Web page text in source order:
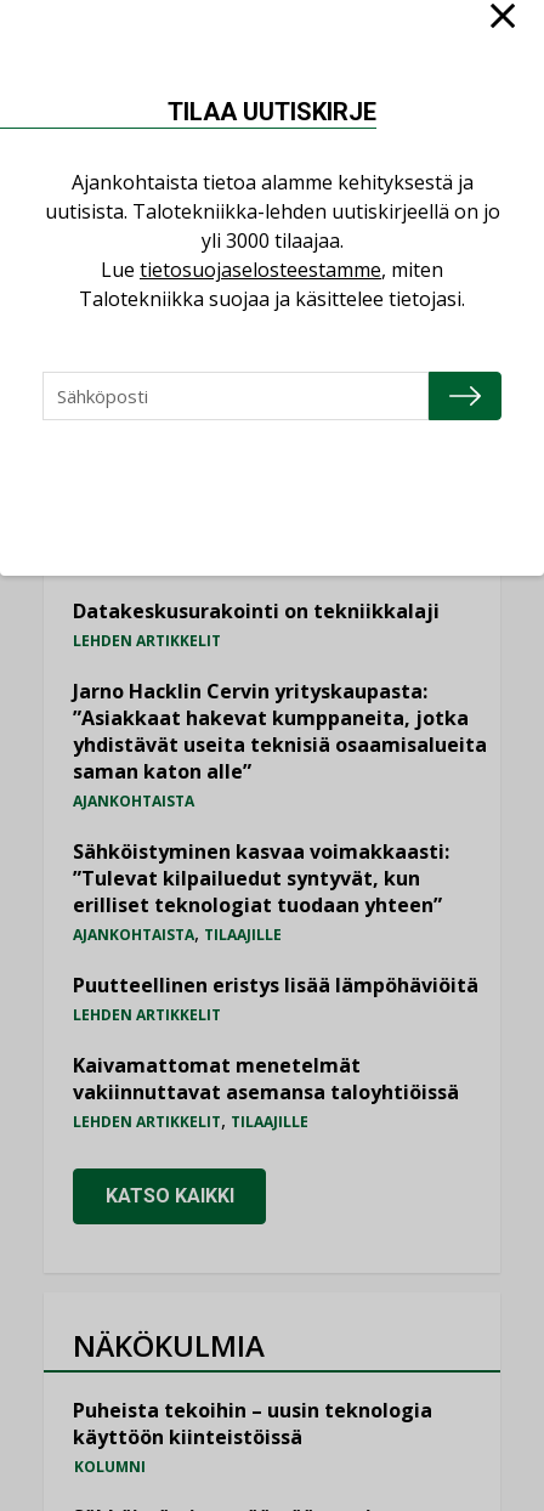
AJANKOHTAISTA
Sähköistyminen kasvaa
voimakkaasti: ”Tulevat
kilpailuedut syntyvät,
kun erilliset
teknologiat tuodaan
Datakeskusurakointi on tekniikkalaji
LEHDEN ARTIKKELIT
Jarno Hacklin Cervin yrityskaupasta:
”Asiakkaat hakevat kumppaneita, jotka
yhdistävät useita teknisiä osaamisalueita
saman katon alle”
AJANKOHTAISTA
Sähköistyminen kasvaa voimakkaasti:
”Tulevat kilpailuedut syntyvät, kun
erilliset teknologiat tuodaan yhteen”
AJANKOHTAISTA, TILAAJILLE
Puutteellinen eristys lisää lämpöhäviöitä
LEHDEN ARTIKKELIT
Kaivamattomat menetelmät
vakiinnuttavat asemansa taloyhtiöissä
LEHDEN ARTIKKELIT, TILAAJILLE
KATSO KAIKKI
NÄKÖKULMIA
Puheista tekoihin – uusin teknologia
käyttöön kiinteistöissä
KOLUMNI
TILAA UUTISKIRJE
Ajankohtaista tietoa alamme kehityksestä ja
uutisista. Talotekniikka-lehden uutiskirjeellä on jo
yli 3000 tilaajaa.
Lue tietosuojaselosteestamme, miten
Talotekniikka suojaa ja käsittelee tietojasi.